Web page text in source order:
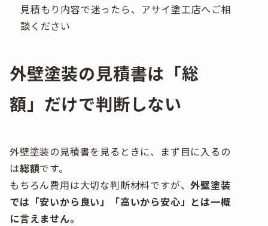
見積もり内容で迷ったら、アサイ塗工店へご相
談ください
外壁塗装の見積書は「総
額」だけで判断しない
外壁塗装の見積書を見るときに、まず目に入るの
は総額です。
もちろん費用は大切な判断材料ですが、外壁塗装
では「安いから良い」「高いから安心」とは一概
に言えません。